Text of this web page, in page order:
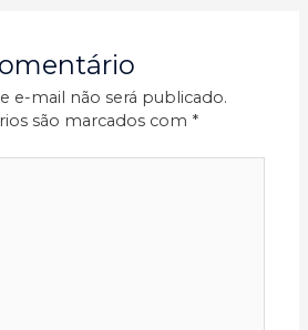
e-mail não será publicado.
são marcados com *